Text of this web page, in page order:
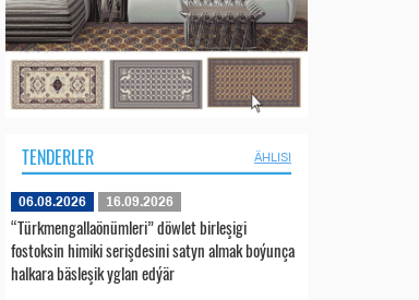
TENDERLER ÄHLISI
06.08.2026 16.09.2026
“Türkmengallaönümleri” döwlet birleşigi
fostoksin himiki serişdesini satyn almak boýunça
halkara bäsleşik yglan edýär